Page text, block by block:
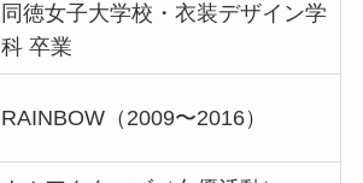
同徳女子大学校・衣装デザイン学
科 卒業
RAINBOW（2009〜2016）